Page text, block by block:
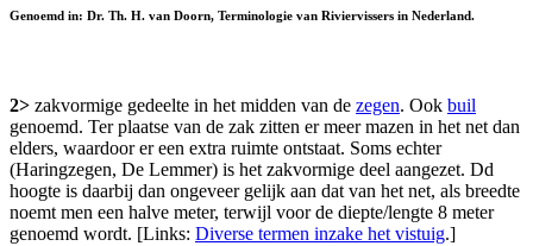
Genoemd in: Dr. Th. H. van Doorn, Terminologie van Riviervissers in Nederland.
2> zakvormige gedeelte in het midden van de zegen. Ook buil
genoemd. Ter plaatse van de zak zitten er meer mazen in het net dan
elders, waardoor er een extra ruimte ontstaat. Soms echter
(Haringzegen, De Lemmer) is het zakvormige deel aangezet. Dd
hoogte is daarbij dan ongeveer gelijk aan dat van het net, als breedte
noemt men een halve meter, terwijl voor de diepte/lengte 8 meter
genoemd wordt. [Links: Diverse termen inzake het vistuig.]